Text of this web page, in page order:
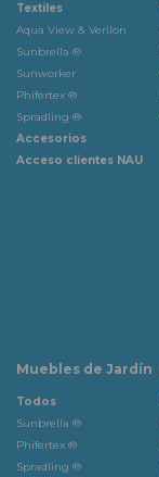
Textiles
Aqua View & Verilon
Sunbrella ®
Sunworker
Phifertex ®
Spradling ®
Accesorios
Acceso clientes NAU
Muebles de Jardín
Todos
Sunbrella ®
Phifertex ®
Spradling ®